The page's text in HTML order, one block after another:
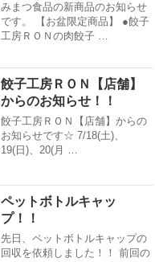
みまつ食品の新商品のお知らせ
です。 【お盆限定商品】 ●餃子
工房ＲＯＮの肉餃子 …
餃子工房ＲＯＮ【店舗】
からのお知らせ！！
餃子工房ＲＯＮ【店舗】からの
お知らせです☆ 7/18(土)、
19(日)、20(月 …
ペットボトルキャッ
プ！！
先日、ペットボトルキャップの
回収を依頼しました！！ 前回の